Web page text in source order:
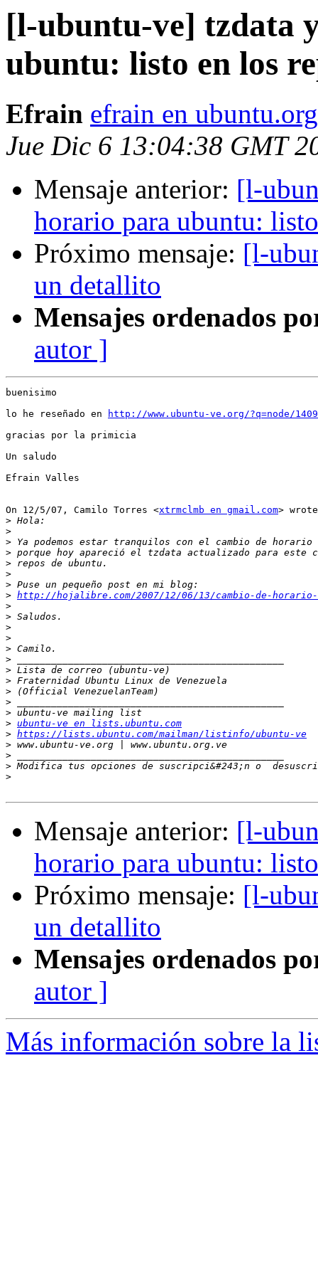
[l-ubuntu-ve] tzdata
ubuntu: listo en los
Efrain efrain en
Jue Dic 6 13:04:38 GMT
Mensaje anterior: [l-
horario para ubuntu:
Próximo mensaje: [l-
un detallito
Mensajes ordenados
autor ]
buenisimo
lo he reseñado en
http://www.ubuntu-ve.org/?q=node/1409
gracias por la primicia
Un saludo
Efrain Valles
On 12/5/07, Camilo Torres <xtrmclmb en gmail.com>
>
>
>
>
>
>
>
> http://hojalibre.com/2007/12/06/13/cambio-de-horario-
>
>
>
>
>
>
>
>
>
>
>
> ubuntu-ve en lists.ubuntu.com
> https://lists.ubuntu.com/mailman/listinfo/ubuntu-ve
>
>
> Modifica tus opciones de suscripci&#243;n o
>
Mensaje anterior: [l-
horario para ubuntu:
Próximo mensaje: [l-
un detallito
Mensajes ordenados
autor ]
Más información sobre la